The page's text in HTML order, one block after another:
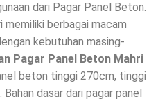
dari Pagar Panel Beton.
memiliki berbagai macam
kebutuhan masing-
Pagar Panel Beton Mahri
beton tinggi 270cm, tinggi
dasar dari pagar panel